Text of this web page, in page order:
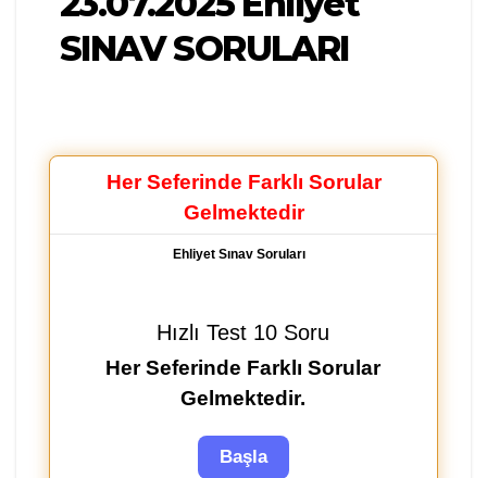
SINAV SORULARI
Her Seferinde Farklı Sorular
Gelmektedir
Ehliyet Sınav Soruları
Hızlı Test 10 Soru
Her Seferinde Farklı Sorular
Gelmektedir.